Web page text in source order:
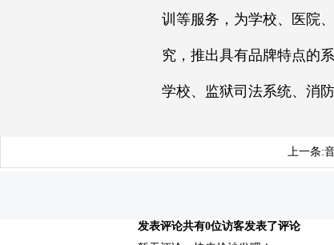
训等服务，为学校、医院
究，推出具有品牌特点的
学校、监狱司法系统、消
上一条:
发表评论共有0位访客发表了评论